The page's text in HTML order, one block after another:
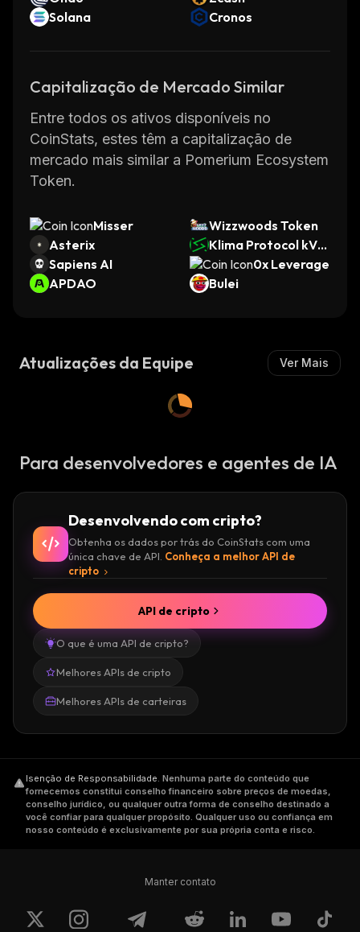
Solana
Cronos
Capitalização de Mercado Similar
Entre todos os ativos disponíveis no
CoinStats, estes têm a capitalização de
mercado mais similar a Pomerium Ecosystem
Token.
Misser
Wizzwoods Token
Asterix
Klima Protocol kVC
M
Sapiens AI
0x Leverage
APDAO
Bulei
Atualizações da Equipe Ver Mais
Para desenvolvedores e agentes de IA
Desenvolvendo com cripto?
Obtenha os dados por trás do CoinStats com uma
única chave de API. Conheça a melhor API de
cripto
O que é uma API de cripto?
Melhores APIs de cripto
Melhores APIs de carteiras
API de cripto
Isenção de Responsabilidade. Nenhuma parte do conteúdo que
fornecemos constitui conselho financeiro sobre preços de moedas,
conselho jurídico, ou qualquer outra forma de conselho destinado a
você confiar para qualquer propósito. Qualquer uso ou confiança em
nosso conteúdo é exclusivamente por sua própria conta e risco.
Manter contato